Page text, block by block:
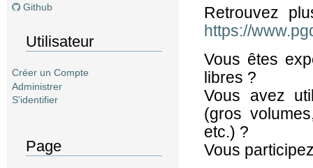
Github
Utilisateur
Créer un Compte
Administrer
S'identifier
Page
Retrouvez
https://
Vous êtes
libres ?
Vous avez
(gros
etc.) ?
Vous